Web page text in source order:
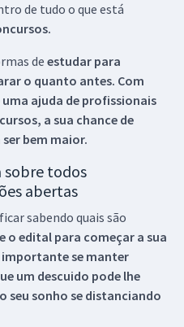
de tudo o que está
de estudar para
o quanto antes. Com
ajuda de profissionais
a sua chance de
bem maior.
sobre todos
abertas
sabendo quais são
o edital para começar a sua
se manter
um descuido pode lhe
seu sonho se distanciando